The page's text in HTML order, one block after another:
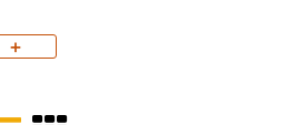
Дисковые пилы
станки и многое другое.
+